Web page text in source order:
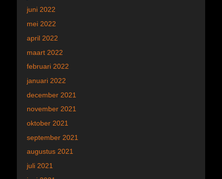
juni 2022
mei 2022
april 2022
maart 2022
februari 2022
januari 2022
december 2021
november 2021
oktober 2021
september 2021
augustus 2021
juli 2021